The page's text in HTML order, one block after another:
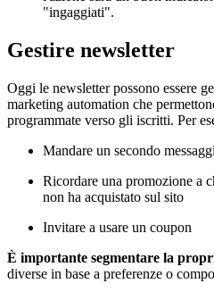
"ingaggiati".
Gestire newsletter
Oggi le newsletter possono essere
marketing automation che
programmate verso gli iscritti. Per
Mandare un secondo
Ricordare una promozione a
non ha acquistato sul sito
Invitare a usare un coupon
È importante segmentare la
diverse in base a preferenze o